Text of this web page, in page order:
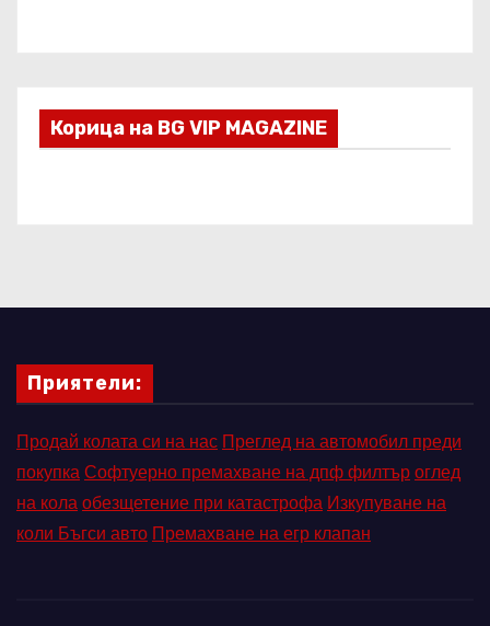
Корица на BG VIP MAGAZINE
Приятели:
Продай колата си на нас Преглед на автомобил преди
покупкаСофтуерно премахване на дпф филтъроглед
на колаобезщетение при катастрофа Изкупуване на
коли Бъгси авто Премахване на егр клапан